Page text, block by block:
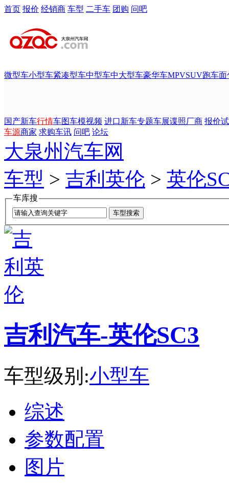
首页 报价 经销商 车型 二手车 团购 问吧
微型车小型车紧凑型车中型车中大型车豪华车MPVSUV跑车面
国产新车行情车图车模视频 进口新车专题车展谍照厂商 报价
车源商家 求购车讯 问吧 论坛
大泉州汽车网
车型 > 吉利英伦 > 英伦
车库搜
吉利汽车-英伦SC3
车型级别:小型车
综述
参数配置
图片